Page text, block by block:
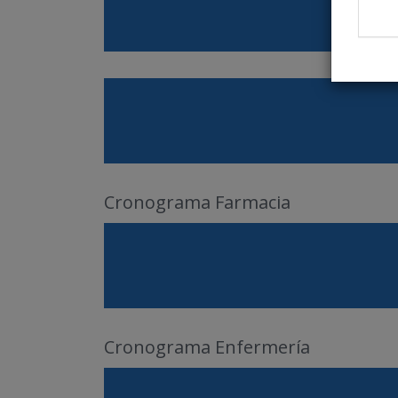
Cronograma Farmacia
Cronograma Enfermería